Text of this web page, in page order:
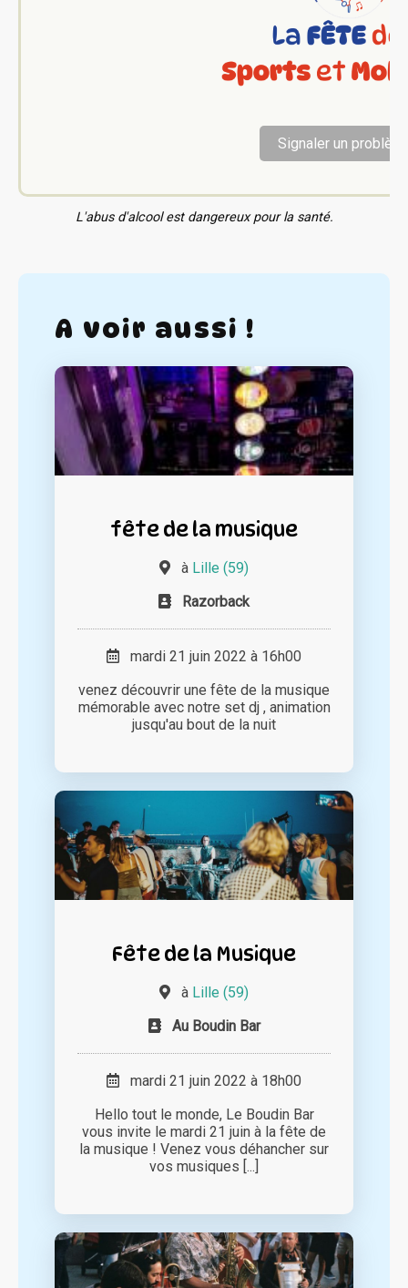
Signaler un
L'abus d'alcool est dangereux pour la santé.
A voir aussi !
fête de la musique
à Lille (59)
Razorback
mardi 21 juin 2022 à 16h00
venez découvrir une fête de la musique
mémorable avec notre set dj , animation
jusqu'au bout de la nuit
Fête de la Musique
à Lille (59)
Au Boudin Bar
mardi 21 juin 2022 à 18h00
Hello tout le monde, Le Boudin Bar
vous invite le mardi 21 juin à la fête de
la musique ! Venez vous déhancher sur
vos musiques [...]